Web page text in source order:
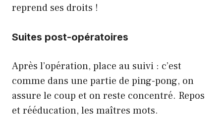
reprend ses droits !
Suites post-opératoires
Après l’opération, place au suivi : c’est
comme dans une partie de ping-pong, on
assure le coup et on reste concentré. Repos
et rééducation, les maîtres mots.